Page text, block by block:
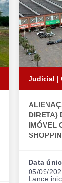
Judicial |
DIRETA)
IMÓVEL
Data
05/09/
Lance